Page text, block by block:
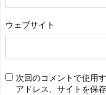
ウェブサイト
次回のコメントで使用
アドレス、サイトを保存